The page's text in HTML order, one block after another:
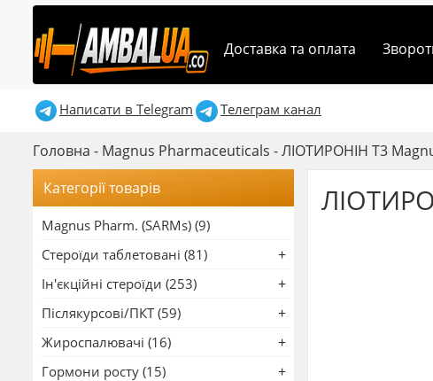
Доставка та оплата
Написати в Telegram Телеграм канал
Головна - Magnus Pharmaceuticals -ЛІОТИРОНІН Т3
Категорії товарів
Magnus Pharm. (SARMs) (9)
Стероїди таблетовані (81)
Ін'єкційні стероїди (253)
Післякурсові/ПКТ (59)
Жироспалювачі (16)
Гормони росту (15)